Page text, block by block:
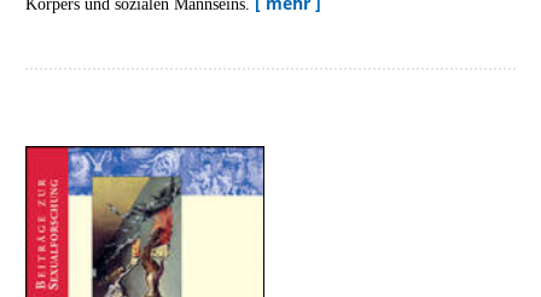
Körpers und sozialen Mannseins.